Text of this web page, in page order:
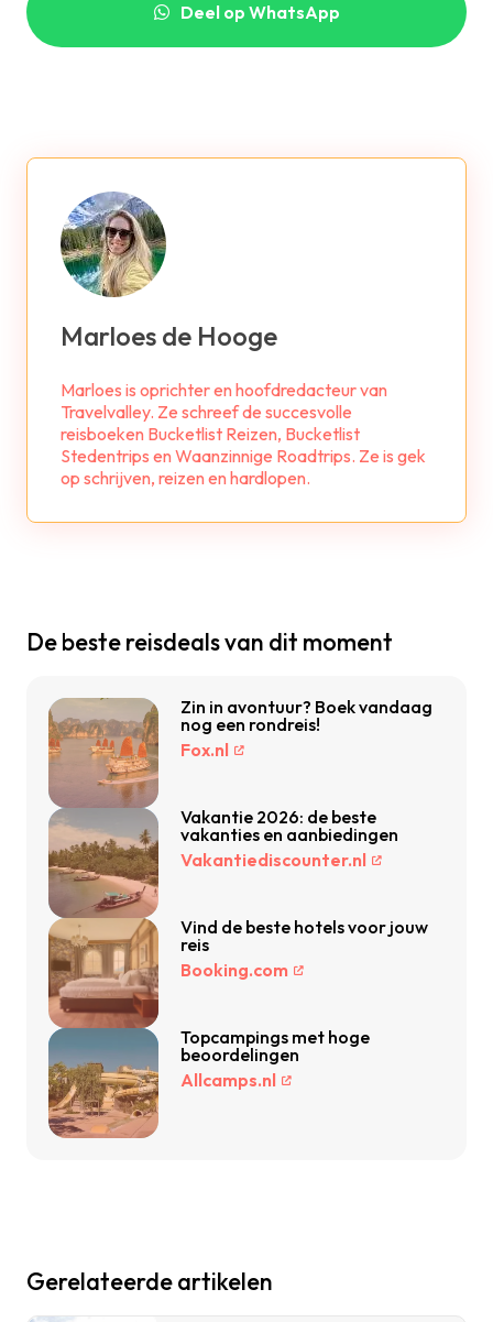
Deel op WhatsApp
Marloes de Hooge
Marloes is oprichter en hoofdredacteur van
Travelvalley. Ze schreef de succesvolle
reisboeken Bucketlist Reizen, Bucketlist
Stedentrips en Waanzinnige Roadtrips. Ze is gek
op schrijven, reizen en hardlopen.
De beste reisdeals van dit moment
Zin in avontuur? Boek vandaag
nog een rondreis!
Fox.nl
Vakantie 2026: de beste
vakanties en aanbiedingen
Vakantiediscounter.nl
Vind de beste hotels voor jouw
reis
Booking.com
Topcampings met hoge
beoordelingen
Allcamps.nl
Gerelateerde artikelen